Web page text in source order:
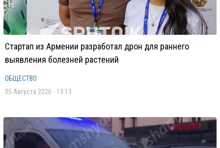
Стартап из Армении разработал дрон для раннего
выявления болезней растений
ОБЩЕСТВО
05 Августа 2026 - 13:13